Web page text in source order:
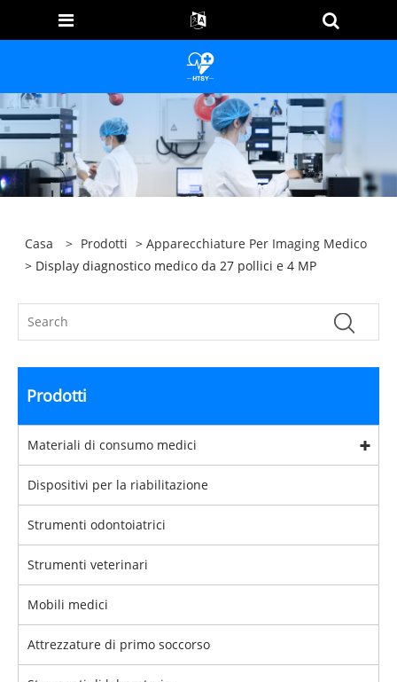
Casa > Prodotti >Apparecchiature Per Imaging Medico
> Display diagnostico medico da 27 pollici e 4 MP
Prodotti
Materiali di consumo medici
Dispositivi per la riabilitazione
Strumenti odontoiatrici
Strumenti veterinari
Mobili medici
Attrezzature di primo soccorso